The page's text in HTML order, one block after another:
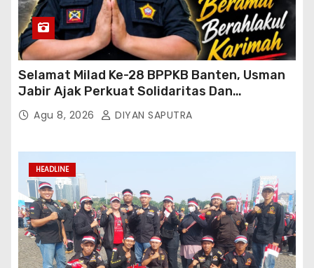
Selamat Milad Ke-28 BPPKB Banten, Usman
Jabir Ajak Perkuat Solidaritas Dan
Kebersamaan
Agu 8, 2026 DIYAN SAPUTRA
HEADLINE